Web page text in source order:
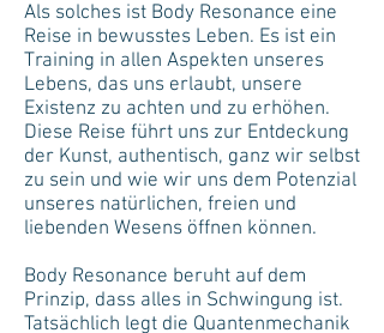
Als solches ist Body Resonance eine
Reise in bewusstes Leben. Es ist ein
Training in allen Aspekten unseres
Lebens, das uns erlaubt, unsere
Existenz zu achten und zu erhöhen.
Diese Reise führt uns zur Entdeckung
der Kunst, authentisch, ganz wir selbst
zu sein und wie wir uns dem Potenzial
unseres natürlichen, freien und
liebenden Wesens öffnen können.
Body Resonance beruht auf dem
Prinzip, dass alles in Schwingung ist.
Tatsächlich legt die Quantenmechanik